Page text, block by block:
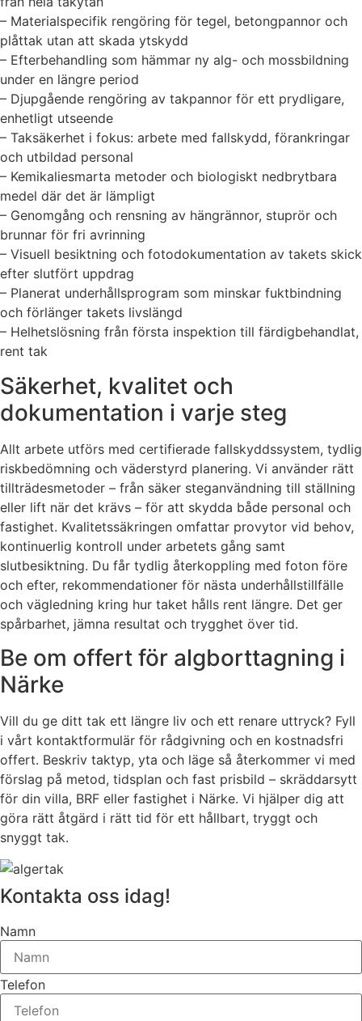
– Materialspecifik rengöring för tegel, betongpannor och
plåttak utan att skada ytskydd
– Efterbehandling som hämmar ny alg- och mossbildning
under en längre period
– Djupgående rengöring av takpannor för ett prydligare,
enhetligt utseende
– Taksäkerhet i fokus: arbete med fallskydd, förankringar
och utbildad personal
– Kemikaliesmarta metoder och biologiskt nedbrytbara
medel där det är lämpligt
– Genomgång och rensning av hängrännor, stuprör och
brunnar för fri avrinning
– Visuell besiktning och fotodokumentation av takets skick
efter slutfört uppdrag
– Planerat underhållsprogram som minskar fuktbindning
och förlänger takets livslängd
– Helhetslösning från första inspektion till färdigbehandlat,
rent tak
Säkerhet, kvalitet och
dokumentation i varje steg
Allt arbete utförs med certifierade fallskyddssystem, tydlig
riskbedömning och väderstyrd planering. Vi använder rätt
tillträdesmetoder – från säker steganvändning till ställning
eller lift när det krävs – för att skydda både personal och
fastighet. Kvalitetssäkringen omfattar provytor vid behov,
kontinuerlig kontroll under arbetets gång samt
slutbesiktning. Du får tydlig återkoppling med foton före
och efter, rekommendationer för nästa underhållstillfälle
och vägledning kring hur taket hålls rent längre. Det ger
spårbarhet, jämna resultat och trygghet över tid.
Be om offert för algborttagning i
Närke
Vill du ge ditt tak ett längre liv och ett renare uttryck? Fyll
i vårt kontaktformulär för rådgivning och en kostnadsfri
offert. Beskriv taktyp, yta och läge så återkommer vi med
förslag på metod, tidsplan och fast prisbild – skräddarsytt
för din villa, BRF eller fastighet i Närke. Vi hjälper dig att
göra rätt åtgärd i rätt tid för ett hållbart, tryggt och
snyggt tak.
Kontakta oss idag!
Namn
Telefon